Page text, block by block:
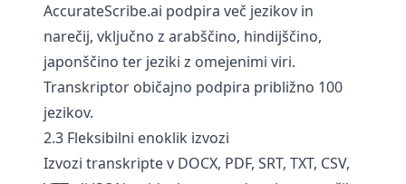
AccurateScribe.ai podpira več jezikov in
narečij, vključno z arabščino, hindijščino,
japonščino ter jeziki z omejenimi viri.
Transkriptor običajno podpira približno 100
jezikov.
2.3 Fleksibilni enoklik izvozi
Izvozi transkripte v DOCX, PDF, SRT, TXT, CSV,